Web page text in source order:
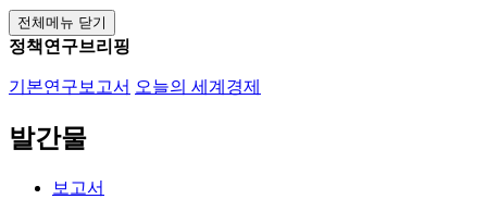
전체메뉴 닫기
정책연구브리핑
기본연구보고서 오늘의 세계경제
발간물
보고서